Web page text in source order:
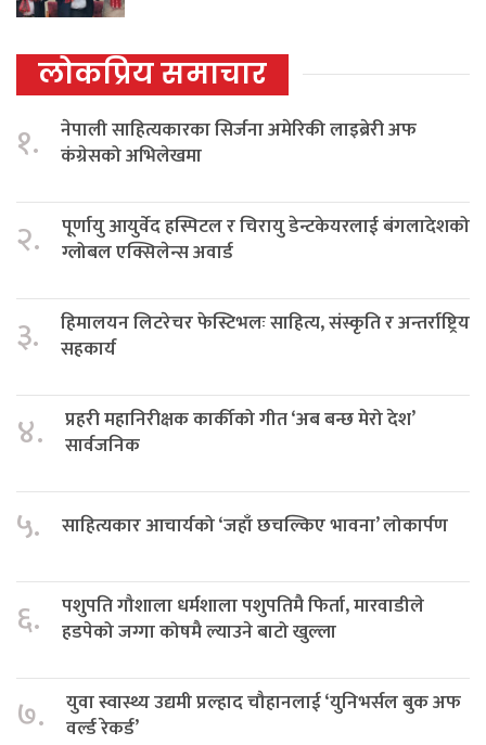
लोकप्रिय समाचार
१.
नेपाली साहित्यकारका सिर्जना अमेरिकी लाइब्रेरी अफ
कंग्रेसको अभिलेखमा
२.
पूर्णायु आयुर्वेद हस्पिटल र चिरायु डेन्टकेयरलाई बंगलादेशको
ग्लोबल एक्सिलेन्स अवार्ड
३.
हिमालयन लिटरेचर फेस्टिभलः साहित्य, संस्कृति र अन्तर्राष्ट्रिय
सहकार्य
४.
प्रहरी महानिरीक्षक कार्कीको गीत ‘अब बन्छ मेरो देश’
सार्वजनिक
५. साहित्यकार आचार्यको ‘जहाँ छचल्किए भावना’ लोकार्पण
६.
पशुपति गौशाला धर्मशाला पशुपतिमै फिर्ता, मारवाडीले
हडपेको जग्गा कोषमै ल्याउने बाटो खुल्ला
७.
युवा स्वास्थ्य उद्यमी प्रल्हाद चौहानलाई ‘युनिभर्सल बुक अफ
वर्ल्ड रेकर्ड’